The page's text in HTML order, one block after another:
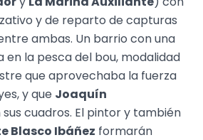
y de reparto de capturas
ambas. Un barrio con una
la pesca del bou, modalidad
que aprovechaba la fuerza
y que Joaquín
cuadros. El pintor y también
Blasco Ibáñez formarán